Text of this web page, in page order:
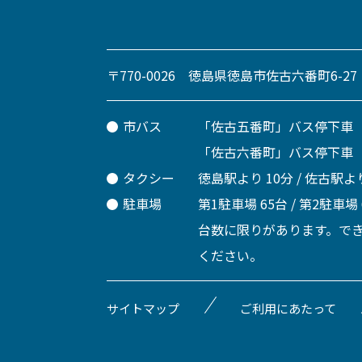
〒770-0026 徳島県徳島市佐古六番町6-27
市バス
「佐古五番町」バス停下
「佐古六番町」バス停下
タクシー
徳島駅より 10分 / 佐古駅
駐車場
第1駐車場 65台 / 第2駐車
台数に限りがあります。で
ください。
サイトマップ ご利用にあたって